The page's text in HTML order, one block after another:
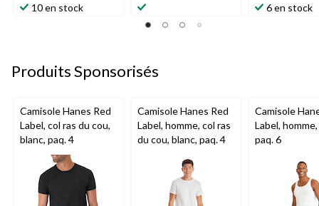
10 en stock 6 en stock
Produits Sponsorisés
Camisole Hanes Red
Label, col ras du cou,
blanc, paq. 4
Camisole Hanes Red
Label, homme, col ras
du cou, blanc, paq. 4
Camisole
Label,
paq. 6